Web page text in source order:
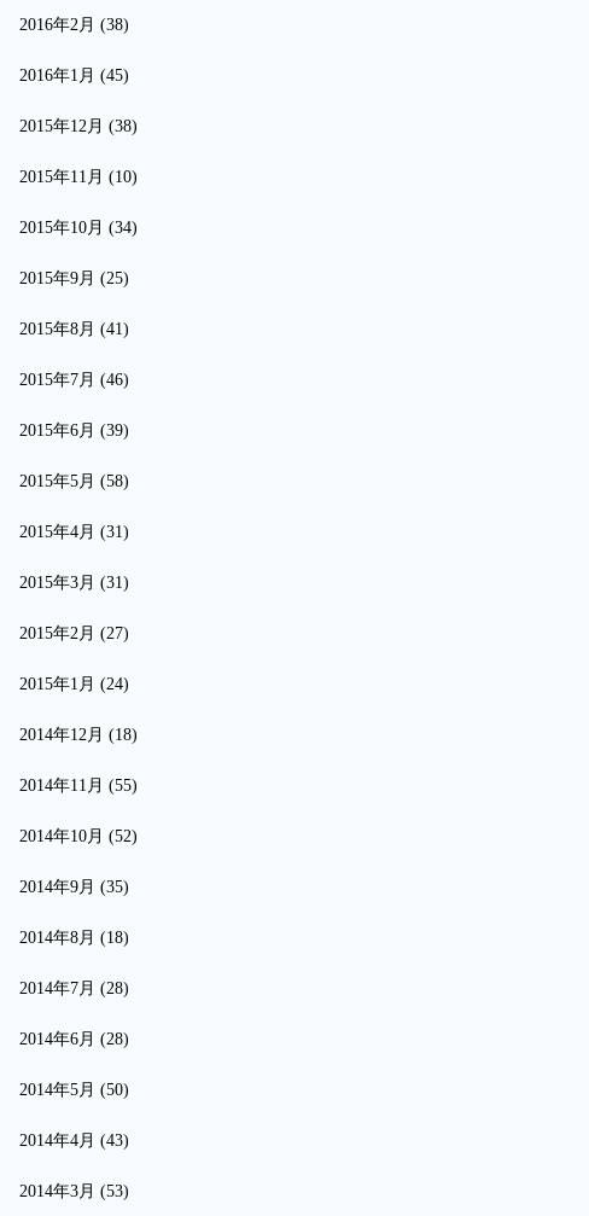
2016年2月 (38)
2016年1月 (45)
2015年12月 (38)
2015年11月 (10)
2015年10月 (34)
2015年9月 (25)
2015年8月 (41)
2015年7月 (46)
2015年6月 (39)
2015年5月 (58)
2015年4月 (31)
2015年3月 (31)
2015年2月 (27)
2015年1月 (24)
2014年12月 (18)
2014年11月 (55)
2014年10月 (52)
2014年9月 (35)
2014年8月 (18)
2014年7月 (28)
2014年6月 (28)
2014年5月 (50)
2014年4月 (43)
2014年3月 (53)